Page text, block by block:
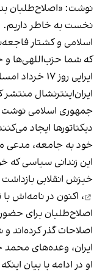
نوشت: «اصلاح‌طلبان
نخست به خاطر داریم.
اسلامی و کشتار
که شما حزب‌اللهی‌ها و
ایرایی روز
ایران‌اینترنشال
جمهوری اسلامی
دیکتاتورها ایجاد
خود به جامعه، مدعی
خیزش انقلابی
، اکنون در نامه‌اش
اصلاح‌طلبان برای
اصلاحات گذر کرده‌اند
ایران، وعده‌های محمد
او در ادامه با بیان